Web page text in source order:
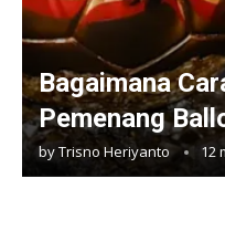
Bagaimana
Pemenang
byTrisno Heriyanto 12